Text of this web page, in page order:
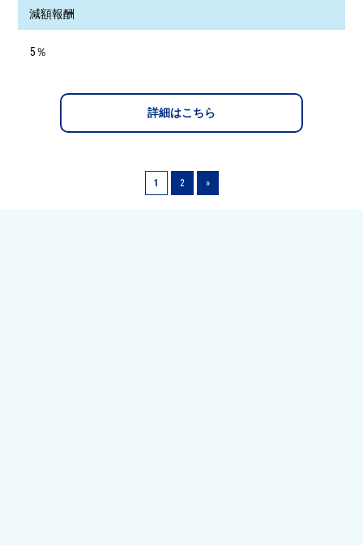
減額報酬
5％
詳細はこちら
1 2 »